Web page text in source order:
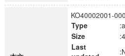
KO40002001-
Type
Size
Last